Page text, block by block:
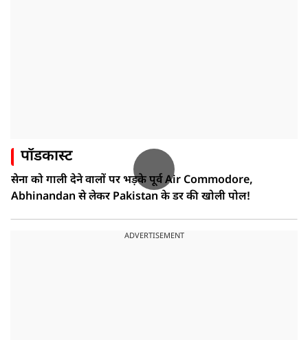
पॉडकास्ट
सेना को गाली देने वालों पर भड़के पूर्व Air Commodore,
Abhinandan से लेकर Pakistan के डर की खोली पोल!
ADVERTISEMENT